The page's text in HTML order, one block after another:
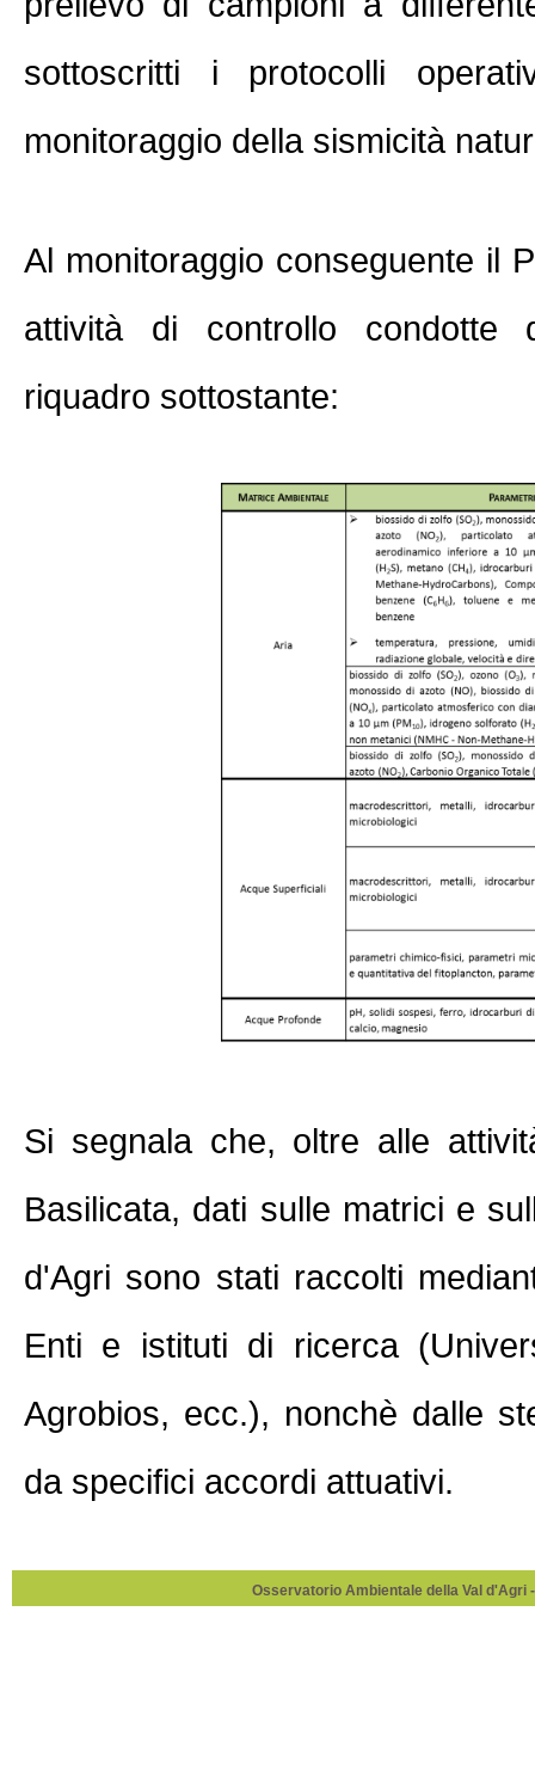
sottoscritti i protocolli
monitoraggio della sismicità
Al monitoraggio conseguente il
attività di controllo condotte
riquadro sottostante:
Si segnala che, oltre alle
Basilicata, dati sulle matrici e
d'Agri sono stati raccolti
Enti e istituti di ricerca
Agrobios, ecc.), nonchè dalle
da specifici accordi attuativi.
Osservatorio Ambientale della Val d'Agri